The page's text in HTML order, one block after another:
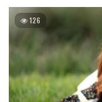
126